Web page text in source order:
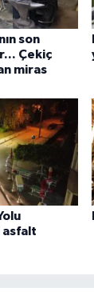
son
Çekiç
miras
asfalt